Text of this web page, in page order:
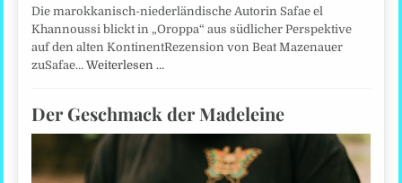
Die marokkanisch-niederländische Autorin Safae el
Khannoussi blickt in „Oroppa“ aus südlicher Perspektive
auf den alten KontinentRezension von Beat Mazenauer
zuSafae…Weiterlesen …
Der Geschmack der Madeleine